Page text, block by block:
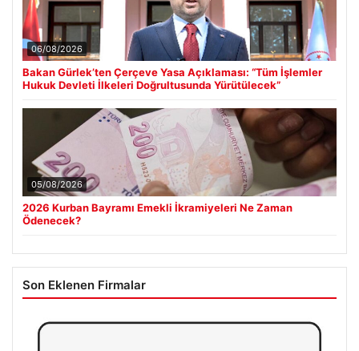
06/08/2026
Bakan Gürlek’ten Çerçeve Yasa Açıklaması: “Tüm İşlemler
Hukuk Devleti İlkeleri Doğrultusunda Yürütülecek”
05/08/2026
2026 Kurban Bayramı Emekli İkramiyeleri Ne Zaman
Ödenecek?
Son Eklenen Firmalar